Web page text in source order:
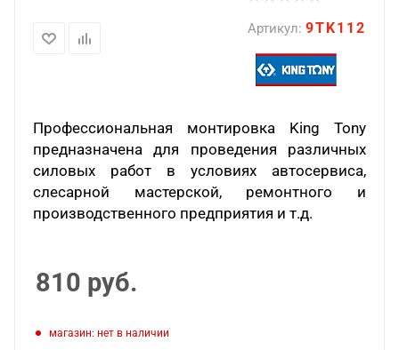
Артикул: 9TK112
Профессиональная монтировка King
Tony
предназначена для проведения различных
силовых работ в условиях автосервиса,
слесарной мастерской, ремонтного и
производственного предприятия и т.д.
810 руб.
Магазин: нет в наличии